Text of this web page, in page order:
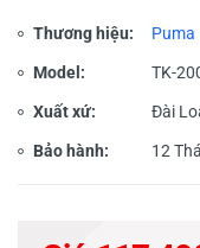
Thương hiệu: Puma
Model: TK-
Xuất xứ: Đài
Bảo hành: 12